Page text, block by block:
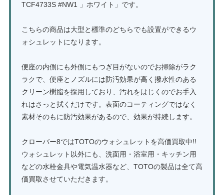
TCF4733S #NW1 」ホワイト」です。
こちらの商品は大型と標準のどちらでも設置ができるウ
ォシュレットになります。
便座の内側にも外側にもつぎ目がないのでお掃除がラク
ラクで、便座とノズルには防汚効果が高く撥水性のある
クリーン樹脂を採用しており、汚れをはじくのでお手入
れはさっと拭くだけです。表面のコーティングではなく
素材そのもに防汚効果があるので、効果が持続します。
クローバー8ではTOTOのウォシュレットを高価買取中!!
ウォシュレット以外にも、洗面用・浴室用・キッチン用
などの水栓金具や電気温水器など、TOTOの製品は全て高
価買取させていただきます。